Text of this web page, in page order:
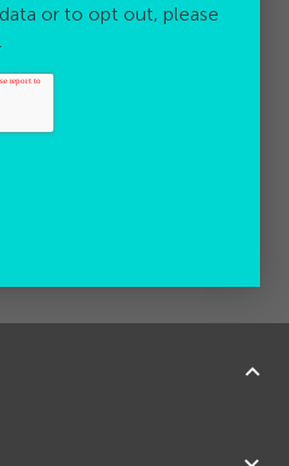
or to opt out, please
.